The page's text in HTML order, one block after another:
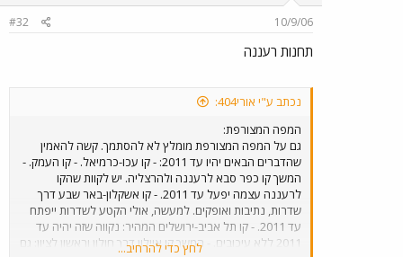
10/9/06
#32
תחנות רעננה
נכתב ע"י אורי404:
המפה המצורפת:
גם על המפה המצורפת מומלץ לא להסתמך. קשה להאמין
שהדברים הבאים יהיו עד 2011: - קו עכו-כרמיאל. - קו העמק. -
המשך קו כפר סבא לרעננה ולהרצליה. יש לקוות שהקו
לרעננה עצמה יפעל עד 2011. - קו אשקלון-באר שבע דרך
שדרות, נתיבות ואופקים. למעשה, אולי הקטע לשדרות ייפתח
עד 2011. - קו תל אביב-ירושלים המהיר: נקווה שזה יהיה עד
2011 ללא עיכובים. - המשך קו איילון דרך חולון וראשון לציון: גם
לחץ כדי להרחיב...